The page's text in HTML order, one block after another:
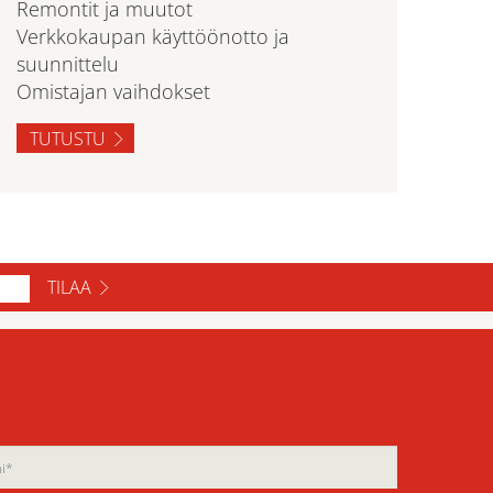
Remontit ja muutot
Verkkokaupan käyttöönotto ja
suunnittelu
Omistajan vaihdokset
TUTUSTU
TILAA